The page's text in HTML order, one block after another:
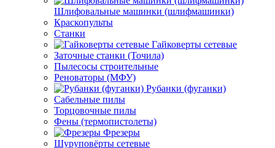
Шлифовальные машинки (шлифмашинки)
Краскопульты
Станки
Гайковерты сетевые
Заточные станки (Точила)
Пылесосы строительные
Реноваторы (МФУ)
Рубанки (фуганки)
Сабельные пилы
Торцовочные пилы
Фены (термопистолеты)
Фрезеры
Шуруповёрты сетевые